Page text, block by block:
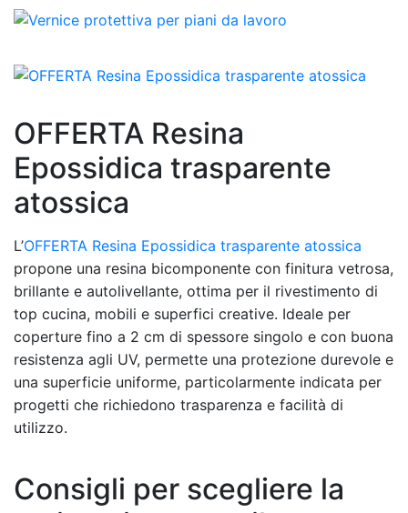
OFFERTA Resina
Epossidica trasparente
atossica
L’OFFERTA Resina Epossidica trasparente atossica
propone una resina bicomponente con finitura vetrosa,
brillante e autolivellante, ottima per il rivestimento di
top cucina, mobili e superfici creative. Ideale per
coperture fino a 2 cm di spessore singolo e con buona
resistenza agli UV, permette una protezione durevole e
una superficie uniforme, particolarmente indicata per
progetti che richiedono trasparenza e facilità di
utilizzo.
Consigli per scegliere la